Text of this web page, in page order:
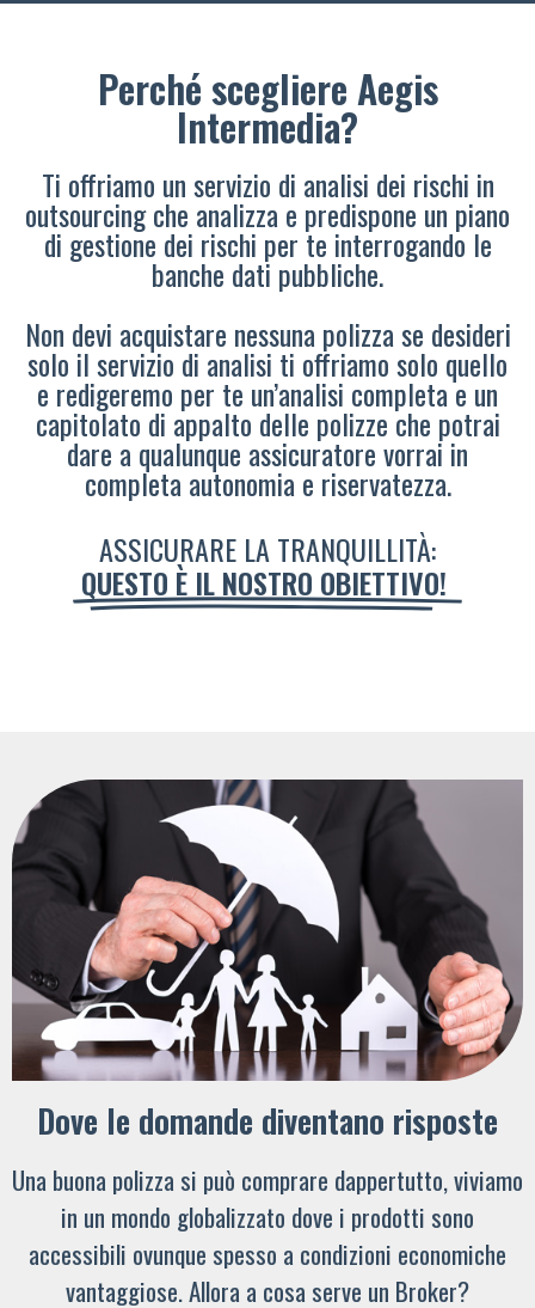
Perché scegliere Aegis
Intermedia?
Ti offriamo un servizio di analisi dei rischi in
outsourcing che analizza e predispone un piano
di gestione dei rischi per te interrogando le
banche dati pubbliche.
Non devi acquistare nessuna polizza se desideri
solo il servizio di analisi ti offriamo solo quello
e redigeremo per te un’analisi completa e un
capitolato di appalto delle polizze che potrai
dare a qualunque assicuratore vorrai in
completa autonomia e riservatezza.
ASSICURARE LA TRANQUILLITÀ:
QUESTO È IL NOSTRO OBIETTIVO!
Dove le domande diventano risposte
Una buona polizza si può comprare dappertutto, viviamo
in un mondo globalizzato dove i prodotti sono
accessibili ovunque spesso a condizioni economiche
vantaggiose. Allora a cosa serve un Broker?